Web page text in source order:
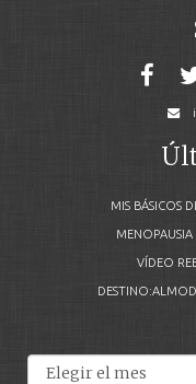
MIS BÁSICOS
VÍDEO